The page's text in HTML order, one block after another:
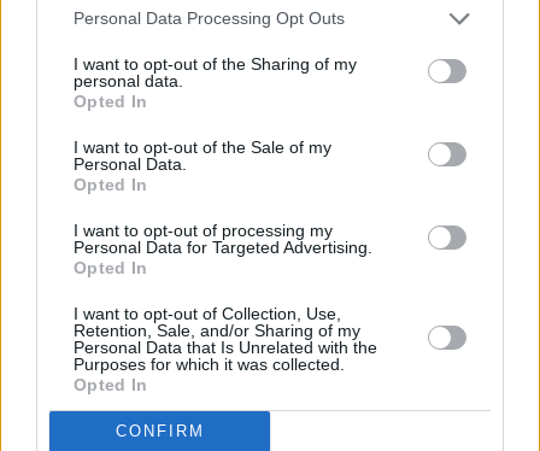
Personal Data Processing Opt Outs
I want to opt-out of the Sharing of my
personal data.
Opted In
I want to opt-out of the Sale of my
Personal Data.
Opted In
I want to opt-out of processing my
Personal Data for Targeted Advertising.
Opted In
I want to opt-out of Collection, Use,
Retention, Sale, and/or Sharing of my
Personal Data that Is Unrelated with the
Purposes for which it was collected.
Opted In
CONFIRM
είσαι γονιός είναι κάτι το οποίο είναι πολύ δύσκολο
και
ότι τίποτα από όλα αυτά τα οποία δρομολογούμε δεν
μπορεί να γίνει χωρίς τη συμμετοχή της οικογένειας και
κυρίως των γονιών που τελικά έχουν τον πρώτο λόγο και
την πρώτη ευθύνη στην ανατροφή των παιδιών τους”.